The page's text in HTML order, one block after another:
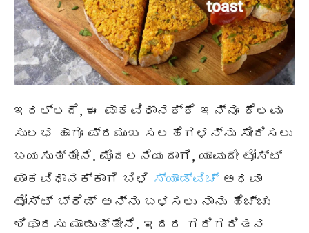
ಇದಲ್ಲದೆ, ಈ ಪಾಕವಿಧಾನಕ್ಕೆ ಇನ್ನೂ ಕೆಲವು
ಸುಲಭ ಹಾಗೂ ಪ್ರಮುಖ ಸಲಹೆಗಳನ್ನು ಸೇರಿಸಲು
ಬಯಸುತ್ತೇನೆ. ಮೊದಲನೆಯದಾಗಿ, ಯಾವುದೇ ಟೋಸ್ಟ್
ಪಾಕವಿಧಾನಕ್ಕಾಗಿ ಬಿಳಿ ಸ್ಯಾಂಡ್‌ವಿಚ್ ಅಥವಾ
ಟೋಸ್ಟ್ ಬ್ರೆಡ್ ಅನ್ನು ಬಳಸಲು ನಾನು ಹೆಚ್ಚು
ಶಿಫಾರಸು ಮಾಡುತ್ತೇನೆ. ಇದರ ಗರಿಗರಿತನ